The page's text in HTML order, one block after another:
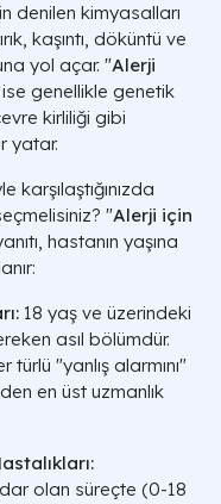
denilen kimyasalları
kaşıntı, döküntü ve
yol açar. "Alerji
genellikle genetik
kirliliği gibi
yatar.
karşılaştığınızda
"Alerji için
hastanın yaşına
18 yaş ve üzerindeki
asıl bölümdür.
türlü "yanlış alarmını"
en üst uzmanlık
olan süreçte (0-18